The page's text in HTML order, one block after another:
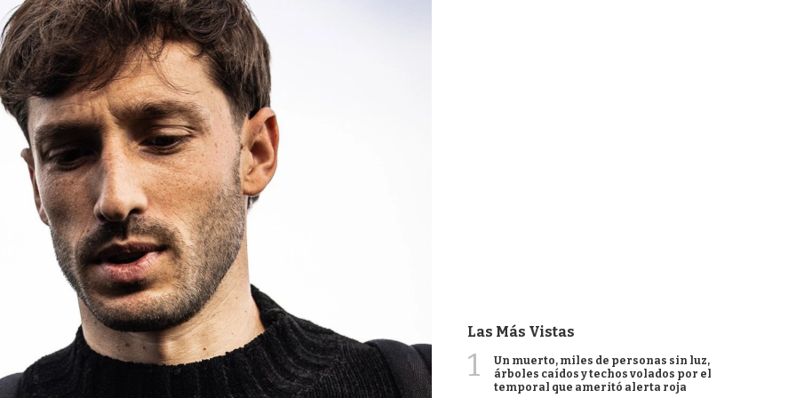
Las Más Vistas
1
Un muerto, miles de personas sin luz,
árboles caídos y techos volados por el
temporal que ameritó alerta roja